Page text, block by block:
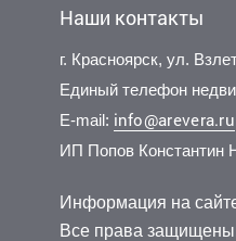
Наши контакты
г. Красноярск, ул.
Единый телефон
E-mail: info@arevera.ru
ИП Попов Константин
Информация на
Все права